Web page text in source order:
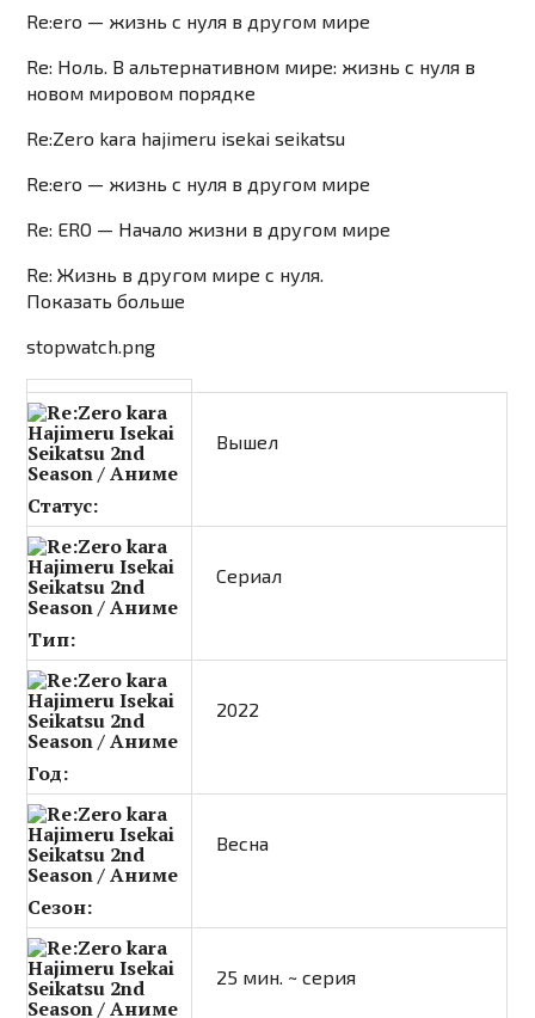
Re:ero — жизнь с нуля в другом мире
Re: Ноль. В альтернативном мире: жизнь с нуля в
новом мировом порядке
Re:Zero kara hajimeru isekai seikatsu
Re:ero — жизнь с нуля в другом мире
Re: ERO — Начало жизни в другом мире
Re: Жизнь в другом мире с нуля.
Показать больше
stopwatch.png
Статус:
Вышел
Тип:
Сериал
Год:
2022
Сезон:
Весна
25 мин. ~ серия